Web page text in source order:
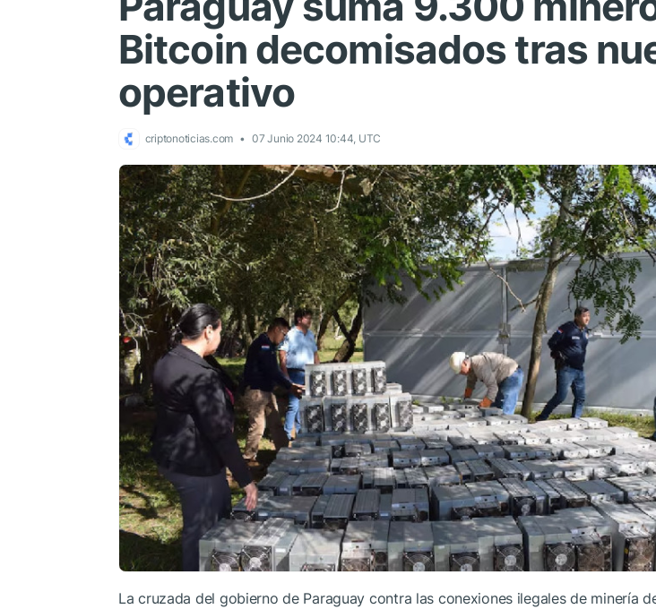
Bitcoin decomisados tras
operativo
criptonoticias.com 07 Junio 2024 10:44, UTC
La cruzada del gobierno de Paraguay contra las conexiones ilegales de minería